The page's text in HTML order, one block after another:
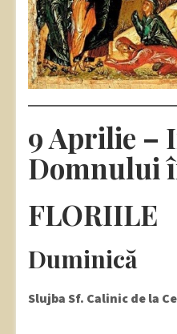
9 Aprilie –
Domnului
FLORIILE
Duminică
Slujba Sf. Calinic de la